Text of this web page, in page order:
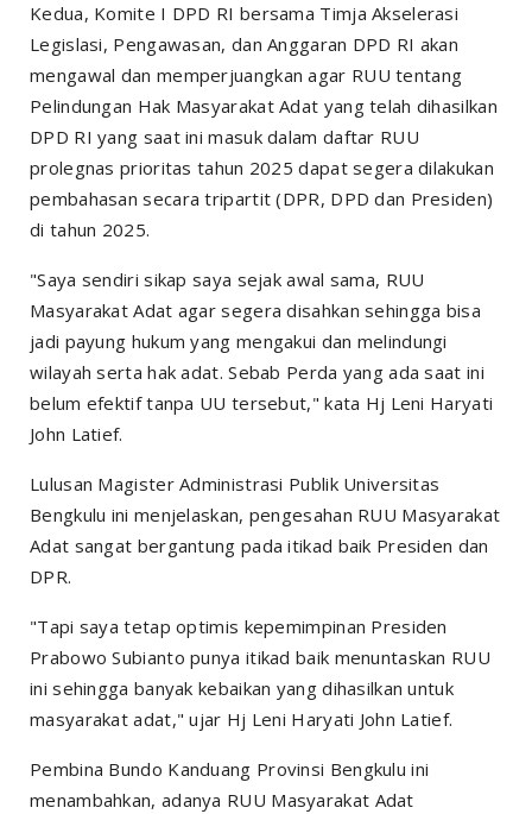
Kedua, Komite I DPD RI bersama Timja Akselerasi
Legislasi, Pengawasan, dan Anggaran DPD RI akan
mengawal dan memperjuangkan agar RUU tentang
Pelindungan Hak Masyarakat Adat yang telah dihasilkan
DPD RI yang saat ini masuk dalam daftar RUU
prolegnas prioritas tahun 2025 dapat segera dilakukan
pembahasan secara tripartit (DPR, DPD dan Presiden)
di tahun 2025.
"Saya sendiri sikap saya sejak awal sama, RUU
Masyarakat Adat agar segera disahkan sehingga bisa
jadi payung hukum yang mengakui dan melindungi
wilayah serta hak adat. Sebab Perda yang ada saat ini
belum efektif tanpa UU tersebut," kata Hj Leni Haryati
John Latief.
Lulusan Magister Administrasi Publik Universitas
Bengkulu ini menjelaskan, pengesahan RUU Masyarakat
Adat sangat bergantung pada itikad baik Presiden dan
DPR.
"Tapi saya tetap optimis kepemimpinan Presiden
Prabowo Subianto punya itikad baik menuntaskan RUU
ini sehingga banyak kebaikan yang dihasilkan untuk
masyarakat adat," ujar Hj Leni Haryati John Latief.
Pembina Bundo Kanduang Provinsi Bengkulu ini
menambahkan, adanya RUU Masyarakat Adat